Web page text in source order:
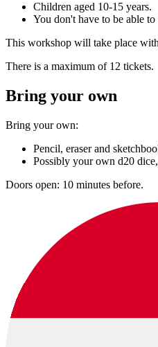
Op elke afdruk staan andere
Children aged 10-15 years.
You don't have to be able
This workshop will take place
There is a maximum of 12 tickets.
Bring your own
Bring your own:
Pencil, eraser and
Possibly your own d20
Doors open: 10 minutes before.